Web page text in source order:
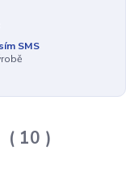
SMS
10